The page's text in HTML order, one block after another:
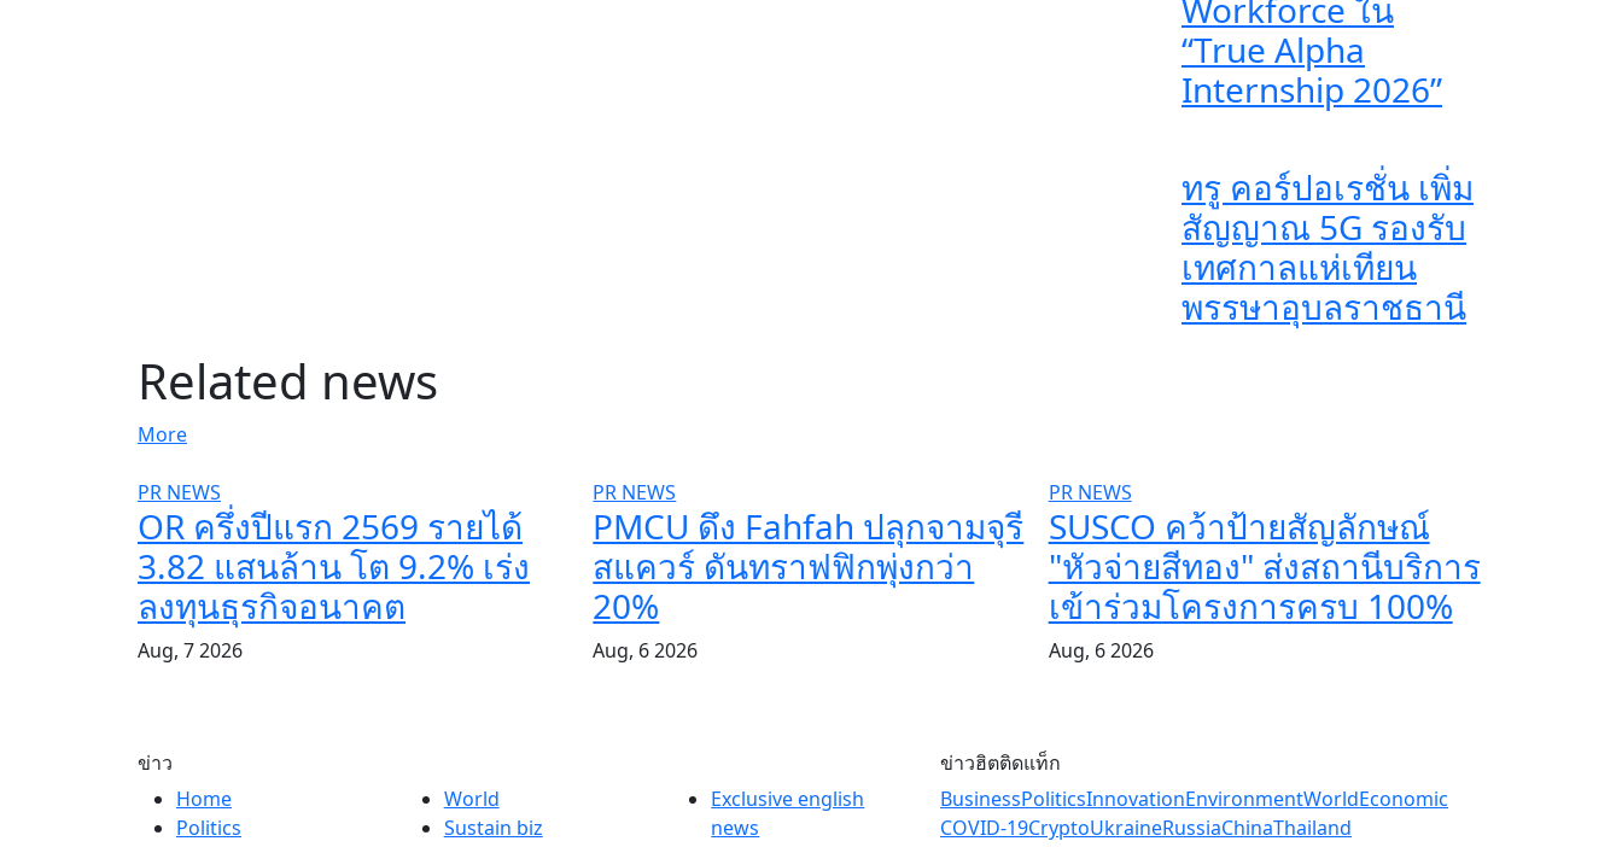
Workforce ใน
“True Alpha
Internship 2026”
ทรู คอร์ปอเรชั่น เพิ่ม
สัญญาณ 5G รองรับ
เทศกาลแห่เทียน
พรรษาอุบลราชธานี
Related news
More
PR NEWS
OR ครึ่งปีแรก 2569 รายได้
3.82 แสนล้าน โต 9.2% เร่ง
ลงทุนธุรกิจอนาคต
Aug, 7 2026
PR NEWS
PMCU ดึง Fahfah ปลุกจามจุรี
สแควร์ ดันทราฟฟิกพุ่งกว่า
20%
Aug, 6 2026
PR NEWS
SUSCO คว้าป้ายสัญลักษณ์
"หัวจ่ายสีทอง" ส่งสถานีบริการ
เข้าร่วมโครงการครบ 100%
Aug, 6 2026
ข่าว
Home
Politics
World
Sustain biz
Exclusive english
news
ข่าวฮิตติดแท็ก
BusinessPoliticsInnovationEnvironmentWorldEconomic
COVID-19CryptoUkraineRussiaChinaThailand